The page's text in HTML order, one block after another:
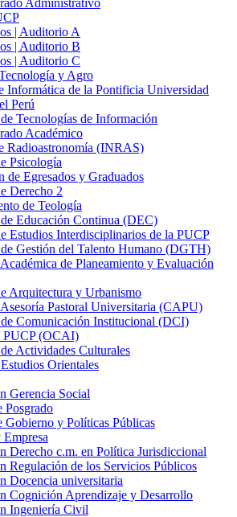
Administrativo
| Auditorio A
| Auditorio B
| Auditorio C
y Agro
Informática de la Pontificia Universidad
Perú
Tecnologías de Información
Académico
Radioastronomía (INRAS)
Psicología
de Egresados y Graduados
Derecho 2
de Teología
Educación Continua (DEC)
Estudios Interdisciplinarios de la PUCP
Gestión del Talento Humano (DGTH)
de Planeamiento y Evaluación
Arquitectura y Urbanismo
Pastoral Universitaria (CAPU)
Comunicación Institucional (DCI)
PUCP (OCAI)
Actividades Culturales
Orientales
Gerencia Social
Posgrado
Gobierno y Políticas Públicas
Derecho c.m. en Política Jurisdiccional
Regulación de los Servicios Públicos
Docencia universitaria
Cognición Aprendizaje y Desarrollo
Ingeniería Civil